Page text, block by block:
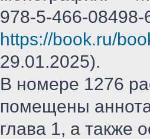
978-5-466-
https://book.ru/
29.01.2025).
В номере 1276
помещены
глава 1, а также